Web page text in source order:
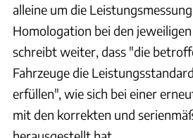
alleine um die
Homologation bei den
schreibt weiter, dass "die
Fahrzeuge die
erfüllen", wie sich bei einer
mit den korrekten und